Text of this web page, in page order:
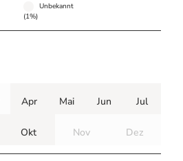
Unbekannt
(1%)
Apr Mai Jun Jul
Okt Nov Dez